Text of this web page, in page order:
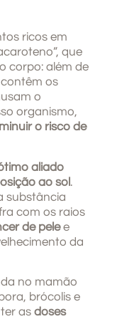
ricos em
que
corpo: além de
os
o
organismo,
o risco de
aliado
ao sol .
substância
com os raios
de pelee
da
no mamão
brócolis e
ter asdoses